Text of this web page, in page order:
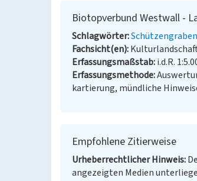
Biotopverbund Westwall -
Schlagwörter Schützengraben
Fachsicht(en)
Erfassungsmaßstab i.d.R.
Erfassungsmethode
kartierung, mündliche
Empfohlene Zitierweise
Urheberrechtlicher Hinweis
angezeigten Medien